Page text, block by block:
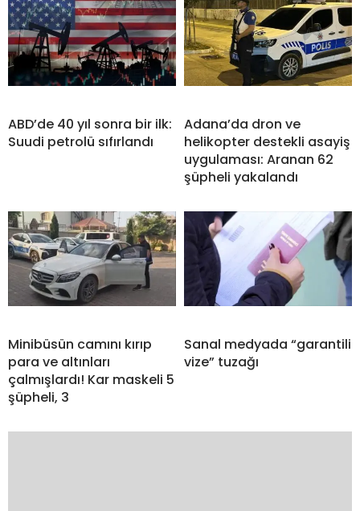
ABD’de 40 yıl sonra bir ilk:
Suudi petrolü sıfırlandı
Adana’da dron ve
helikopter destekli asayiş
uygulaması: Aranan 62
şüpheli yakalandı
Minibüsün camını kırıp
para ve altınları
çalmışlardı! Kar maskeli 5
şüpheli, 3
Sanal medyada “garantili
vize” tuzağı